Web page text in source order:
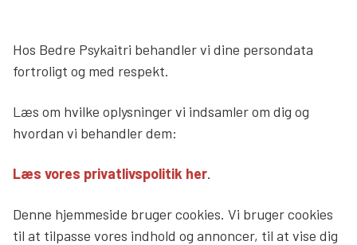
Vær med
Søg
Hos Bedre Psykaitri behandler vi dine persondata
fortroligt og med respekt.
Læs om hvilke oplysninger vi indsamler om dig og
hvordan vi behandler dem:
Læs vores privatlivspolitik her.
Denne hjemmeside bruger cookies. Vi bruger cookies
til at tilpasse vores indhold og annoncer, til at vise dig